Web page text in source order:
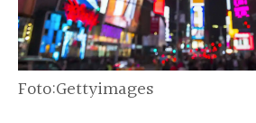
Foto:Gettyimages